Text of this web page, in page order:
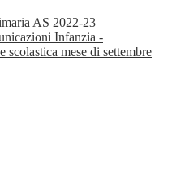
AS 2022-23
Infanzia -
scolastica mese di settembre